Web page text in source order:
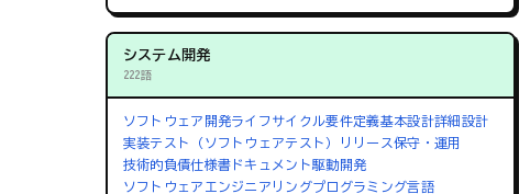
システム開発
222語
ソフトウェア開発ライフサイクル要件定義基本設計詳細設計
実装テスト（ソフトウェアテスト） リリース保守・運用
技術的負債仕様書 ドキュメント駆動開発
ソフトウェアエンジニアリングプログラミング言語